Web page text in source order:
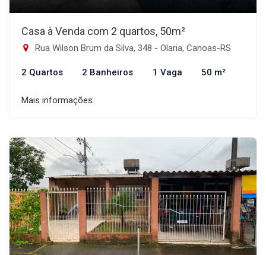
Casa à Venda com 2 quartos, 50m²
Rua Wilson Brum da Silva, 348 - Olaria, Canoas-RS
2 Quartos 2 Banheiros 1 Vaga 50 m²
Mais informações